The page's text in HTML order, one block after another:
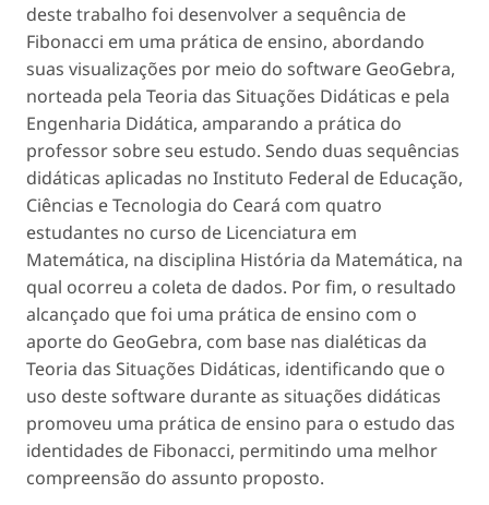
deste trabalho foi desenvolver a sequência de
Fibonacci em uma prática de ensino, abordando
suas visualizações por meio do software GeoGebra,
norteada pela Teoria das Situações Didáticas e pela
Engenharia Didática, amparando a prática do
professor sobre seu estudo. Sendo duas sequências
didáticas aplicadas no Instituto Federal de Educação,
Ciências e Tecnologia do Ceará com quatro
estudantes no curso de Licenciatura em
Matemática, na disciplina História da Matemática, na
qual ocorreu a coleta de dados. Por fim, o resultado
alcançado que foi uma prática de ensino com o
aporte do GeoGebra, com base nas dialéticas da
Teoria das Situações Didáticas, identificando que o
uso deste software durante as situações didáticas
promoveu uma prática de ensino para o estudo das
identidades de Fibonacci, permitindo uma melhor
compreensão do assunto proposto.